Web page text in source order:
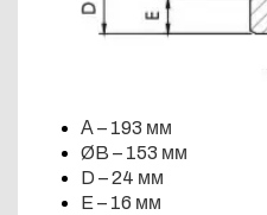
А – 193 мм
ØB – 153 мм
D – 24 мм
E – 16 мм